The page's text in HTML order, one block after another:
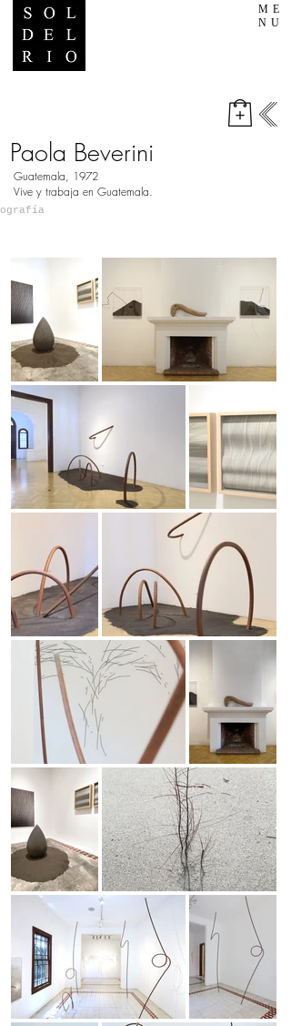
ME
NU
Paola Beverini
Guatemala, 1972
Vive y trabaja en Guatemala.